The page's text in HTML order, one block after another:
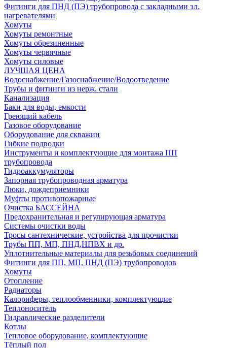
Фитинги для ПНД (ПЭ) трубопровода с закладными эл.
нагревателями
Хомуты
Хомуты ремонтные
Хомуты обрезиненные
Хомуты червячные
Хомуты силовые
ЛУЧШАЯ ЦЕНА
Водоснабжение/Газоснабжение/Водоотведение
Трубы и фитинги из нерж. стали
Канализация
Баки для воды, емкости
Греющий кабель
Газовое оборудование
Оборудование для скважин
Гибкие подводки
Инструменты и комплектующие для монтажа ПП
трубопровода
Гидроаккумуляторы
Запорная трубопроводная арматура
Люки, дождеприемники
Муфты противопожарные
Очистка БАССЕЙНА
Предохранительная и регулирующая арматура
Системы очистки воды
Тросы сантехнические, устройства для прочистки
Трубы ПП, МП, ПНД,НПВХ и др.
Уплотнительные материалы для резьбовых соединений
Фитинги для ПП, МП, ПНД (ПЭ) трубопроводов
Хомуты
Отопление
Радиаторы
Калориферы, теплообменники, комплектующие
Теплоноситель
Гидравлические разделители
Котлы
Тепловое оборудование, комплектующие
Тёплый пол